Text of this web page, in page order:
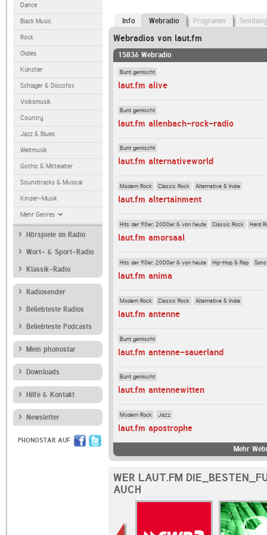
Dance
Black Music
Rock
Oldies
Künstler
Schlager & Discofox
Volksmusik
Country
Jazz & Blues
Weltmusik
Gothic & Mittelalter
Soundtracks & Musical
Kinder-Musik
Mehr Genres
Hörspiele im Radio
Wort- & Sport-Radio
Klassik-Radio
Radiosender
Beliebteste Radios
Beliebteste Podcasts
Mein phonostar
Downloads
Hilfe & Kontakt
Newsletter
PHONOSTAR AUF
Info Webradio Programm
Webradios von laut.fm
15836 Webradio
Bunt gemischt
laut.fm alive
Bunt gemischt
laut.fm allenbach-rock-radio
Bunt gemischt
laut.fm alternativeworld
Modern Rock Classic Rock Alternative & Indie
laut.fm altertainment
Hits der 90er, 2000er & von heute Classic Rock Hard
laut.fm amorsaal
Hits der 90er, 2000er & von heute Hip-Hop & Rap
laut.fm anima
Modern Rock Classic Rock Alternative & Indie
laut.fm antenne
Bunt gemischt
laut.fm antenne-sauerland
Bunt gemischt
laut.fm antennewitten
Modern Rock Jazz
laut.fm apostrophe
Mehr
WER LAUT.FM
AUCH